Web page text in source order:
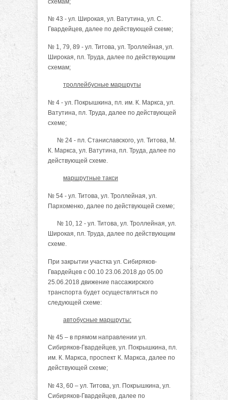
схемам;
№ 43 - ул. Широкая, ул. Ватутина, ул. С.
Гвардейцев, далее по действующей схеме;
№ 1, 79, 89 - ул. Титова, ул. Троллейная, ул.
Широкая, пл. Труда, далее по действующим
схемам;
троллейбусные маршруты
№ 4 - ул. Покрышкина, пл. им. К. Маркса, ул.
Ватутина, пл. Труда, далее по действующей
схеме;
№ 24 - пл. Станиславского, ул. Титова, М.
К. Маркса, ул. Ватутина, пл. Труда, далее по
действующей схеме.
маршрутные такси
№ 54 - ул. Титова, ул. Троллейная, ул.
Пархоменко, далее по действующей схеме;
№ 10, 12 - ул. Титова, ул. Троллейная, ул.
Широкая, пл. Труда, далее по действующим
схеме.
При закрытии участка ул. Сибиряков-
Гвардейцев с 00.10 23.06.2018 до 05.00
25.06.2018 движение пассажирского
транспорта будет осуществляться по
следующей схеме:
автобусные маршруты:
№ 45 – в прямом направлении ул.
Сибиряков-Гвардейцев, ул. Покрышкина, пл.
им. К. Маркса, проспект К. Маркса, далее по
действующей схеме;
№ 43, 60 – ул. Титова, ул. Покрышкина, ул.
Сибиряков-Гвардейцев, далее по